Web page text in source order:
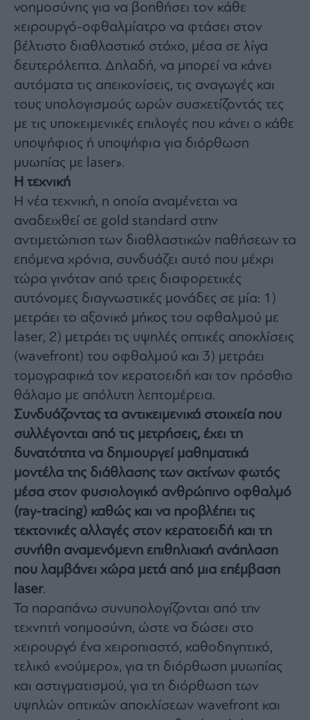
Content
Reports
&
Branded
Content
Calendar
Monocle
Media
Lab
Mononews100
Εγγραφείτε
στο
Newsletter
του
mononews.gr
By
submitting
your
email,
you
agree
our
and
Privacy
You
can
opt
at
any
This
is
by
reCAPTCHA
the
Privacy
and
Terms
Service
νοημοσύνης για να βοηθήσει τον κάθε
χειρουργό-οφθαλμίατρο να φτάσει στον
βέλτιστο διαθλαστικό στόχο, μέσα σε λίγα
δευτερόλεπτα. Δηλαδή, να μπορεί να κάνει
αυτόματα τις απεικονίσεις, τις αναγωγές και
τους υπολογισμούς ωρών συσχετίζοντάς τες
με τις υποκειμενικές επιλογές που κάνει ο κάθε
υποψήφιος ή υποψήφια για διόρθωση
μυωπίας με laser».
Η τεχνική
Η νέα τεχνική, η οποία αναμένεται να
αναδειχθεί σε gold standard στην
αντιμετώπιση των διαθλαστικών παθήσεων τα
επόμενα χρόνια, συνδυάζει αυτό που μέχρι
τώρα γινόταν από τρεις διαφορετικές
αυτόνομες διαγνωστικές μονάδες σε μία: 1)
μετράει το αξονικό μήκος του οφθαλμού με
laser, 2) μετράει τις υψηλές οπτικές αποκλίσεις
(wavefront) του οφθαλμού και 3) μετράει
τομογραφικά τον κερατοειδή και τον πρόσθιο
θάλαμο με απόλυτη λεπτομέρεια.
Συνδυάζοντας τα αντικειμενικά στοιχεία που
συλλέγονται από τις μετρήσεις, έχει τη
δυνατότητα να δημιουργεί μαθηματικά
μοντέλα της διάθλασης των ακτίνων φωτός
μέσα στον φυσιολογικό ανθρώπινο οφθαλμό
(ray-tracing) καθώς και να προβλέπει τις
τεκτονικές αλλαγές στον κερατοειδή και τη
συνήθη αναμενόμενη επιθηλιακή ανάπλαση
που λαμβάνει χώρα μετά από μια επέμβαση
laser.
Τα παραπάνω συνυπολογίζονται από την
τεχνητή νοημοσύνη, ώστε να δώσει στο
χειρουργό ένα χειροπιαστό, καθοδηγητικό,
τελικό «νούμερο», για τη διόρθωση μυωπίας
και αστιγματισμού, για τη διόρθωση των
υψηλών οπτικών αποκλίσεων wavefront και